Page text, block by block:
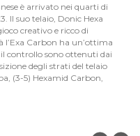
è arrivato nei quarti di
Il suo telaio, Donic Hexa
creativo e ricco di
l’Exa Carbon ha un’ottima
controllo sono ottenuti dai
degli strati del telaio
(3-5) Hexamid Carbon,